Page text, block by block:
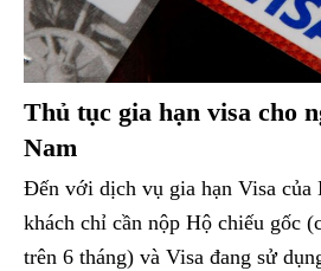
Thủ tục gia hạn visa cho
Nam
Đến với dịch vụ gia hạn Visa của
khách chỉ cần nộp Hộ chiếu gốc
trên 6 tháng) và Visa đang sử